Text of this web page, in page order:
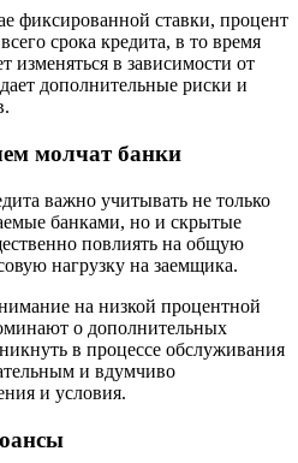
фиксированной ставки, процент
срока кредита, в то время
изменяться в зависимости от
дополнительные риски и
молчат банки
важно учитывать не только
банками, но и скрытые
повлиять на общую
нагрузку на заемщика.
на низкой процентной
о дополнительных
в процессе обслуживания
и вдумчиво
и условия.